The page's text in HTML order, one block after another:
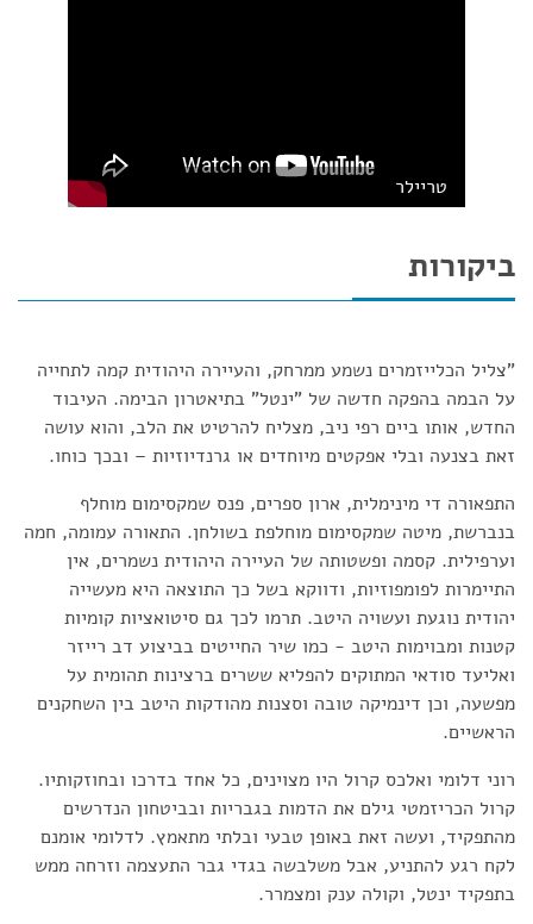
טריילר
ביקורות
"צליל הכלייזמרים נשמע ממרחק, והעיירה היהודית קמה לתחייה
על הבמה בהפקה חדשה של "ינטל" בתיאטרון הבימה. העיבוד
החדש, אותו ביים רפי ניב, מצליח להרטיט את הלב, והוא עושה
זאת בצנעה ובלי אפקטים מיוחדים או גרנדיוזיות – ובכך כוחו.
התפאורה די מינימלית, ארון ספרים, פנס שמקסימום מוחלף
בנברשת, מיטה שמקסימום מוחלפת בשולחן. התאורה עמומה, חמה
וערפילית. קסמה ופשטותה של העיירה היהודית נשמרים, אין
התיימרות לפומפוזיות, ודווקא בשל כך התוצאה היא מעשייה
יהודית נוגעת ועשויה היטב. תרמו לכך גם סיטואציות קומיות
קטנות ומבוימות היטב - כמו שיר החייטים בביצוע דב רייזר
ואליעד סודאי המתוקים להפליא ששרים ברצינות תהומית על
מפשעה, וכן דינמיקה טובה וסצנות מהודקות היטב בין השחקנים
הראשיים.
רוני דלומי ואלכס קרול היו מצוינים, כל אחד בדרכו ובחוזקותיו.
קרול הכריזמטי גילם את הדמות בגבריות ובביטחון הנדרשים
מהתפקיד, ועשה זאת באופן טבעי ובלתי מתאמץ. לדלומי אומנם
לקח רגע להתניע, אבל משלבשה בגדי גבר התעצמה וזרחה ממש
בתפקיד ינטל, וקולה ענק ומצמרר.